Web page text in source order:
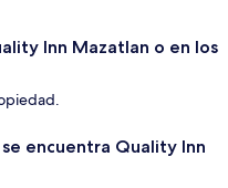
Inn Mazatlan o en los
encuentra Quality Inn